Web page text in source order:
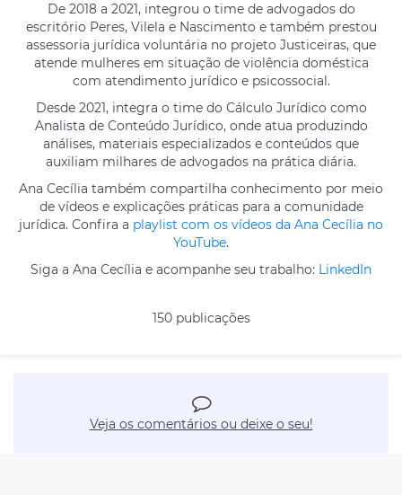
De 2018 a 2021, integrou o time de advogados do
escritório Peres, Vilela e Nascimento e também prestou
assessoria jurídica voluntária no projeto Justiceiras, que
atende mulheres em situação de violência doméstica
com atendimento jurídico e psicossocial.
Desde 2021, integra o time do Cálculo Jurídico como
Analista de Conteúdo Jurídico, onde atua produzindo
análises, materiais especializados e conteúdos que
auxiliam milhares de advogados na prática diária.
Ana Cecília também compartilha conhecimento por meio
de vídeos e explicações práticas para a comunidade
jurídica. Confira a playlist com os vídeos da Ana Cecília no
YouTube.
Siga a Ana Cecília e acompanhe seu trabalho: LinkedIn
150 publicações
Veja os comentários ou deixe o seu!